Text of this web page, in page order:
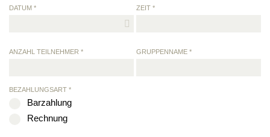
DATUM * ZEIT *
ANZAHL TEILNEHMER * GRUPPENNAME *
BEZAHLUNGSART *
Barzahlung
Rechnung